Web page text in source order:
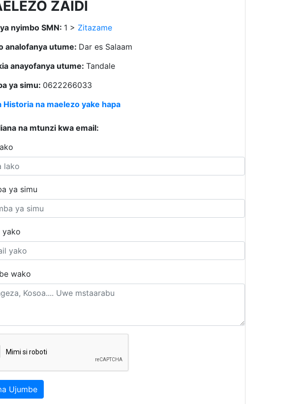
ZAIDI
nyimbo SMN: 1 > Zitazame
analofanya utume: Dar es Salaam
anayofanya utume: Tandale
ya simu: 0622266033
Historia na maelezo yake hapa
na mtunzi kwa email:
ya simu
yako
wako
Ujumbe